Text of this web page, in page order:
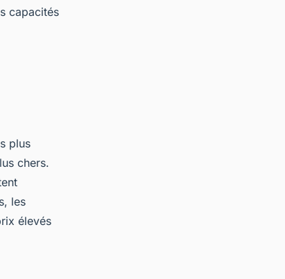
capacités
plus
chers.
les
élevés